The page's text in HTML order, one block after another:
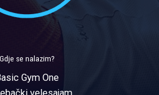
Gdje se nalazim?
Gym One